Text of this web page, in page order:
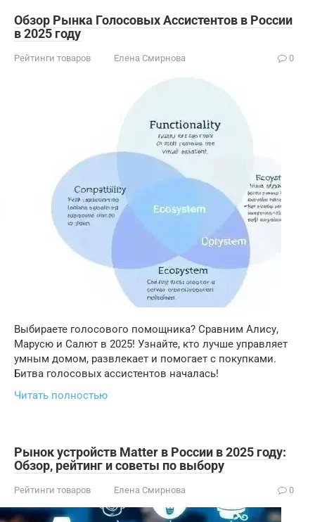
Обзор Рынка Голосовых Ассистентов в России
в 2025 году
Рейтинги товаров Елена Смирнова 0
Выбираете голосового помощника? Сравним Алису,
Марусю и Салют в 2025! Узнайте, кто лучше управляет
умным домом, развлекает и помогает с покупками.
Битва голосовых ассистентов началась!
Читать полностью
Рынок устройств Matter в России в 2025 году:
Обзор, рейтинг и советы по выбору
Рейтинги товаров Елена Смирнова 0